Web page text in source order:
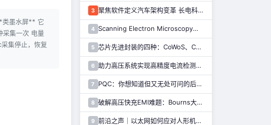
类墨水屏** 它
采集一次 电量
集停止，恢复
3 聚焦软件定义汽车架构变革 长电科技打造系统化车规级半导体封测能力
4 Scanning Electron Microscopy（Train for advanced research）扫描电子显微镜介绍（二）
5 芯片先进封装的四种：CoWoS、CoPoS、Glass Core与CoWoP
6 助力高压系统实现高精度电流检测，纳芯微推出NSM2051集成式霍尔电流传感器
7 PQC：你想知道但又无处可问的后量子密码干货都在这里了
8 破解高压快充EMI难题：Bourns大电流车规电感解决方案
9 前沿之声｜以太网如何应对人形机器人通信挑战—— TI 以太网产品系列助力解决